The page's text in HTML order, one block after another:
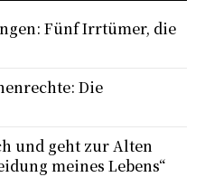
Fünf Irrtümer, die
Die
und geht zur Alten
meines Lebens“